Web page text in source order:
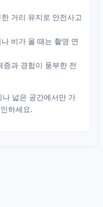
거리 유지로 안전사고
비가 올 때는 촬영 연
증과 경험이 풍부한 전
넓은 공간에서만 가
하세요.